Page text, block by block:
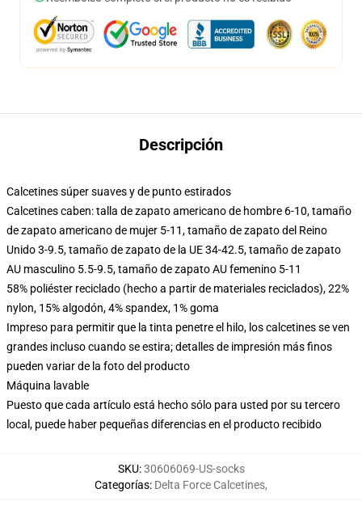
Descripción
Calcetines súper suaves y de punto estirados
Calcetines caben: talla de zapato americano de hombre 6-10, tamaño
de zapato americano de mujer 5-11, tamaño de zapato del Reino
Unido 3-9.5, tamaño de zapato de la UE 34-42.5, tamaño de zapato
AU masculino 5.5-9.5, tamaño de zapato AU femenino 5-11
58% poliéster reciclado (hecho a partir de materiales reciclados), 22%
nylon, 15% algodón, 4% spandex, 1% goma
Impreso para permitir que la tinta penetre el hilo, los calcetines se ven
grandes incluso cuando se estira; detalles de impresión más finos
pueden variar de la foto del producto
Máquina lavable
Puesto que cada artículo está hecho sólo para usted por su tercero
local, puede haber pequeñas diferencias en el producto recibido
SKU:30606069-US-socks
Categorías: Delta Force Calcetines,